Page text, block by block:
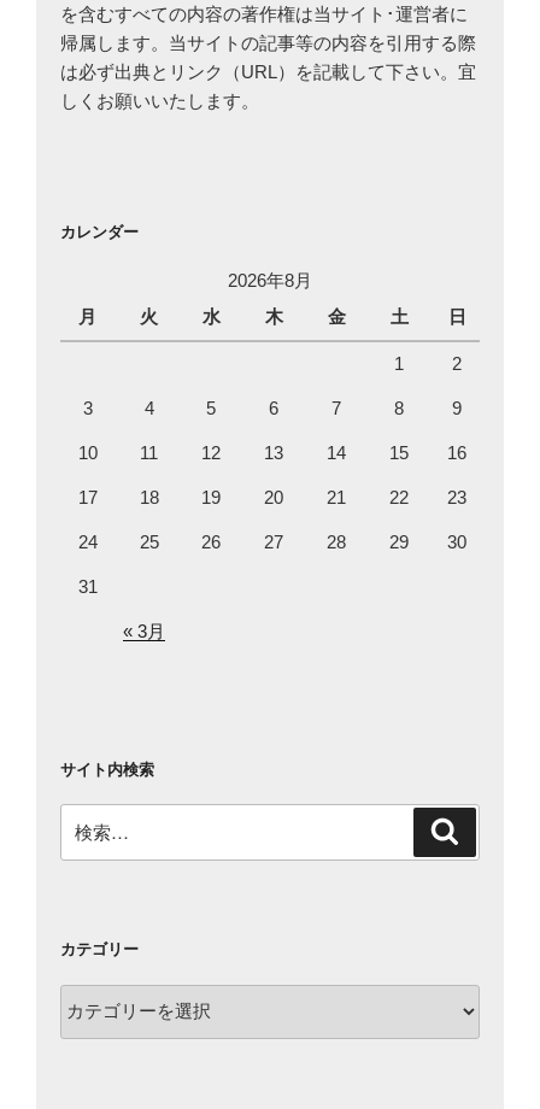
を含むすべての内容の著作権は当サイト･運営者に
帰属します。当サイトの記事等の内容を引用する際
は必ず出典とリンク（URL）を記載して下さい。宜
しくお願いいたします。
カレンダー
2026年8月
月
火 水 木 金 土 日
1 2
3 4 5 6 7 8 9
10 11 12 13 14 15 16
17 18 19 20 21 22 23
24 25 26 27 28 29 30
31
« 3月
サイト内検索
索:
カテゴリー
テ